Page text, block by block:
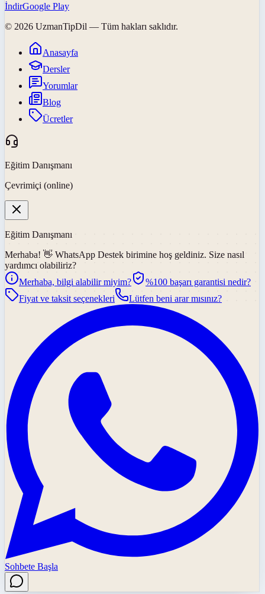
İndirGoogle Play
© 2026 UzmanTipDil — Tüm hakları saklıdır.
Anasayfa
Dersler
Yorumlar
Blog
Ücretler
Eğitim Danışmanı
Çevrimiçi (online)
Eğitim Danışmanı
Merhaba! 👋 WhatsApp Destek birimine hoş geldiniz. Size nasıl
yardımcı olabiliriz?
Merhaba, bilgi alabilir miyim?
%100 başarı garantisi nedir?
Fiyat ve taksit seçenekleri
Lütfen beni arar mısınız?
Sohbete Başla